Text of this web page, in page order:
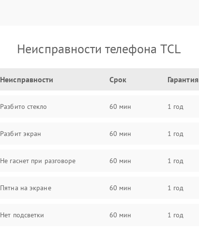
Неисправности телефона TCL
Неисправности Срок Гарантия
Разбито стекло 60 мин 1 год
Разбит экран 60 мин 1 год
Не гаснет при разговоре 60 мин 1 год
Пятна на экране 60 мин 1 год
Нет подсветки 60 мин 1 год